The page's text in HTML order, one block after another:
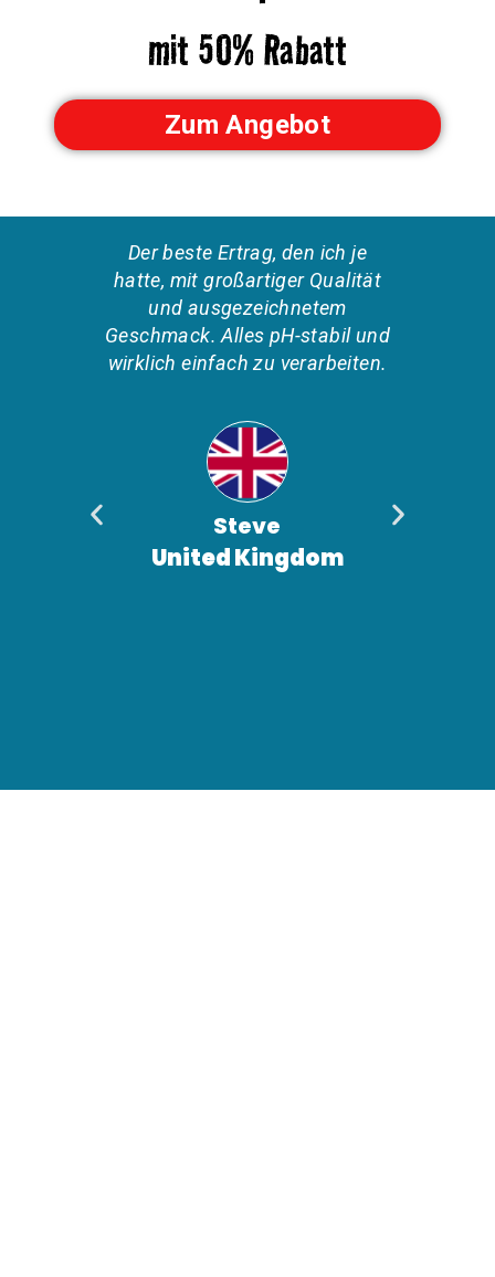
mit 50% Rabatt
Zum Angebot
Der beste Ertrag, den ich je
hatte, mit großartiger Qualität
und ausgezeichnetem
Geschmack. Alles pH-stabil und
wirklich einfach zu verarbeiten.
Steve
United Kingdom